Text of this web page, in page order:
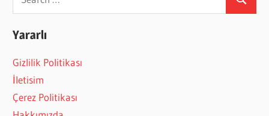
for:
Search
Yararlı
Gizlilik Politikası
İletisim
Çerez Politikası